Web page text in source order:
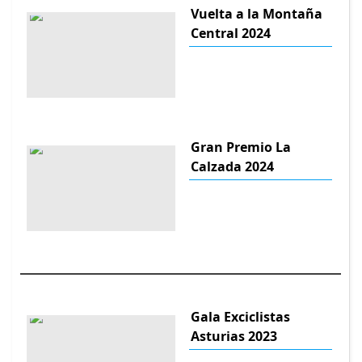
Vuelta a la Montaña
Central 2024
Gran Premio La
Calzada 2024
Gala Exciclistas
Asturias 2023